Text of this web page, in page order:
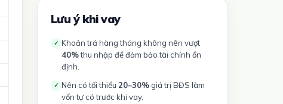
Lưu ý khi vay
✓ Khoản trả hàng tháng không nên vượt
40%thu nhập để đảm bảo tài chính ổn
định.
✓ Nên có tối thiểu 20–30% giá trị BĐS làm
vốn tự có trước khi vay.